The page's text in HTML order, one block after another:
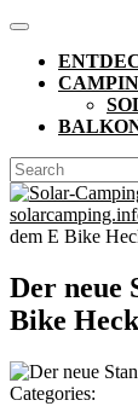
Skip
content
Open
Button
CLOSE
BUTTON
Search
for:
dem E Bike
Der neue
Bike
Categories: